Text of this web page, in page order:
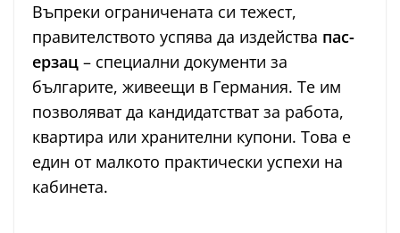
Въпреки ограничената си тежест,
правителството успява да издейства пас-
ерзац – специални документи за
българите, живеещи в Германия. Те им
позволяват да кандидатстват за работа,
квартира или хранителни купони. Това е
един от малкото практически успехи на
кабинета.